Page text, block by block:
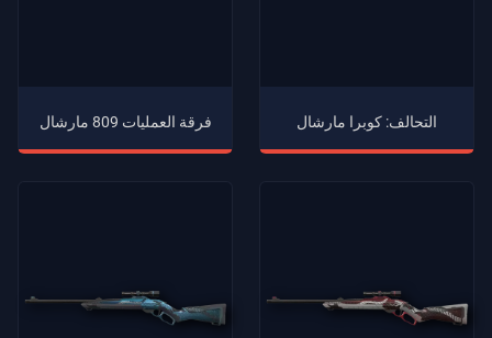
فرقة العمليات 809 مارشال التحالف: كوبرا مارشال